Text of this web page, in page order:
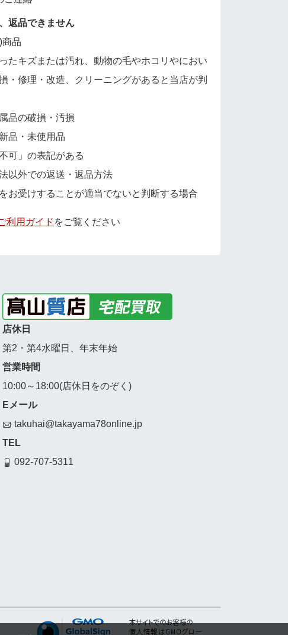
返品できません
商品
たキズまたは汚れ、動物の毛やホコリやにおい
・修理・改造、クリーニングがあると当店が判
品の破損・汚損
品・未使用品
可」の表記がある
以外での返送・返品方法
お受けすることが適当でないと判断する場合
利用ガイド をご覧ください
店休日
第2・第4水曜日、年末年始
営業時間
10:00～18:00(店休日をのぞく)
Eメール
takuhai@takayama78online.jp
TEL
092-707-5311